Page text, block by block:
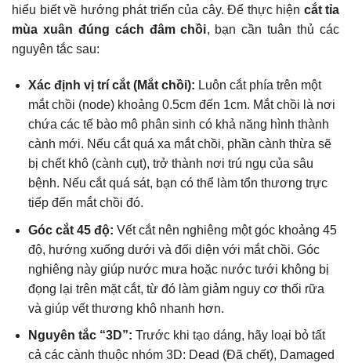
hiểu biết về hướng phát triển của cây. Để thực hiện cắt tỉa
mùa xuân đúng cách đâm chồi, bạn cần tuân thủ các
nguyên tắc sau:
Xác định vị trí cắt (Mắt chồi): Luôn cắt phía trên một
mắt chồi (node) khoảng 0.5cm đến 1cm. Mắt chồi là nơi
chứa các tế bào mô phân sinh có khả năng hình thành
cành mới. Nếu cắt quá xa mắt chồi, phần cành thừa sẽ
bị chết khô (cành cụt), trở thành nơi trú ngụ của sâu
bệnh. Nếu cắt quá sát, bạn có thể làm tổn thương trực
tiếp đến mắt chồi đó.
Góc cắt 45 độ: Vết cắt nên nghiêng một góc khoảng 45
độ, hướng xuống dưới và đối diện với mắt chồi. Góc
nghiêng này giúp nước mưa hoặc nước tưới không bị
đọng lại trên mặt cắt, từ đó làm giảm nguy cơ thối rữa
và giúp vết thương khô nhanh hơn.
Nguyên tắc “3D”: Trước khi tạo dáng, hãy loại bỏ tất
cả các cành thuộc nhóm 3D: Dead (Đã chết), Damaged